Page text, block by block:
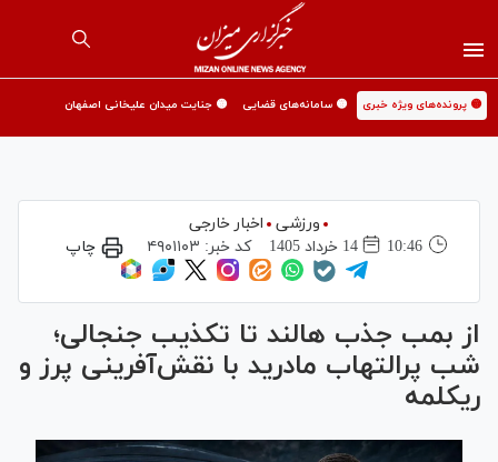
🟡 پرونده‌های ویژه خبری 🟡 سامانه‌های قضایی 🟡 جنایت میدان علیخانی اصفهان
ورزشی
اخبار خارجی
10:46
14 خرداد 1405 کد خبر: ۴۹۰۱۱۰۳ چاپ
از بمب جذب هالند تا تکذیب جنجالی؛
شب پرالتهاب مادرید با نقش‌آفرینی پرز و
ریکلمه